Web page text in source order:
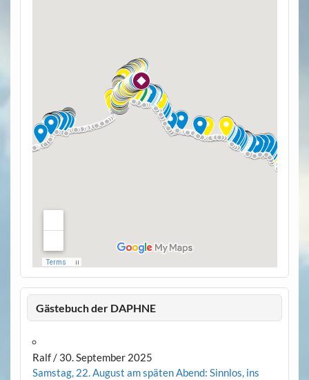
Gästebuch der DAPHNE
Ralf/ 30. September 2025
Samstag, 22. August am späten Abend: Sinnlos, ins